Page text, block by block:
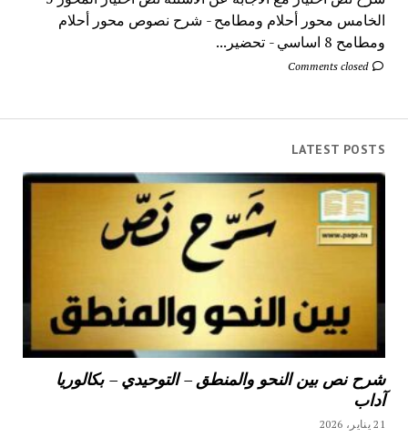
الخامس محور أحلام ومطامح - شرح نصوص محور أحلام
ومطامح 8 اساسي - تحضير...
Comments closed
LATEST POSTS
شرح نص بين النحو والمنطق – التوحيدي – بكالوريا
آداب
21 يناير، 2026